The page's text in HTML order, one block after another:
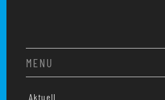
MENU
Aktuell